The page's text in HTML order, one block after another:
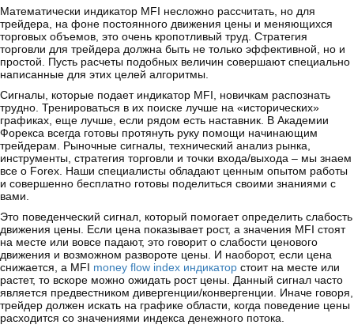
Математически индикатор MFI несложно рассчитать, но для
трейдера, на фоне постоянного движения цены и меняющихся
торговых объемов, это очень кропотливый труд. Стратегия
торговли для трейдера должна быть не только эффективной, но и
простой. Пусть расчеты подобных величин совершают специально
написанные для этих целей алгоритмы.
Сигналы, которые подает индикатор MFI, новичкам распознать
трудно. Тренироваться в их поиске лучше на «исторических»
графиках, еще лучше, если рядом есть наставник. В Академии
Форекса всегда готовы протянуть руку помощи начинающим
трейдерам. Рыночные сигналы, технический анализ рынка,
инструменты, стратегия торговли и точки входа/выхода – мы знаем
все о Forex. Наши специалисты обладают ценным опытом работы
и совершенно бесплатно готовы поделиться своими знаниями с
вами.
Это поведенческий сигнал, который помогает определить слабость
движения цены. Если цена показывает рост, а значения MFI стоят
на месте или вовсе падают, это говорит о слабости ценового
движения и возможном развороте цены. И наоборот, если цена
снижается, а MFI money flow index индикатор стоит на месте или
растет, то вскоре можно ожидать рост цены. Данный сигнал часто
является предвестником дивергенции/конвергенции. Иначе говоря,
трейдер должен искать на графике области, когда поведение цены
расходится со значениями индекса денежного потока.